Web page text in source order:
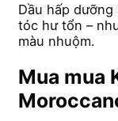
Dầu hấp
tóc hư tổn –
màu nhuộm.
Mua mua